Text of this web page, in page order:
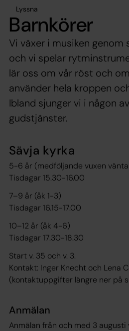
Lyssna
Barnkörer
Vi växer i musiken genom
och vi spelar
lär oss om vår röst och
använder hela kroppen
Ibland sjunger vi i någon
gudstjänster.
Sävja kyrka
5-6 år (medföljande vuxen
Tisdagar 15.30-16.00
7–9 år (åk 1-3)
Tisdagar 16.15-17.00
10–12 år (åk 4-6)
Tisdagar 17.30-18.30
Start v. 35 och v. 3.
Kontakt: Inger Knecht och Lena
(kontaktuppgifter längre ner på
Anmälan
Anmälan från och med 3 augusti